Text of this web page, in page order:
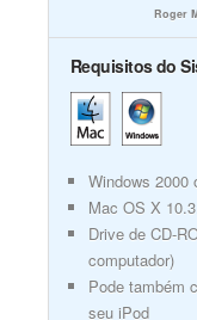
Roger
Requisitos do
Windows 2000
Mac OS X
Drive de CD-
computador)
Pode também
seu iPod